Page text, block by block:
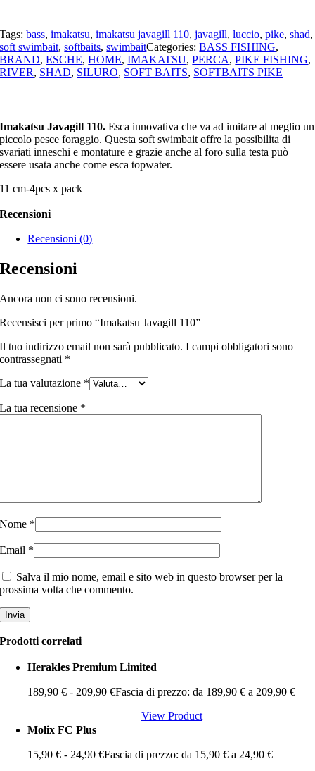
Tags:bass,imakatsu,imakatsu javagill 110,javagill,luccio,pike,shad,
soft swimbait,softbaits,swimbaitCategories:BASS FISHING,
BRAND,ESCHE,HOME,IMAKATSU,PERCA,PIKE FISHING,
RIVER, SHAD, SILURO, SOFT BAITS, SOFTBAITS PIKE
Imakatsu Javagill 110. Esca innovativa che va ad imitare al meglio un
piccolo pesce foraggio. Questa soft swimbait offre la possibilita di
svariati inneschi e montature e grazie anche al foro sulla testa può
essere usata anche come esca topwater.
11 cm-4pcs x pack
Recensioni
Recensioni (0)
Recensioni
Ancora non ci sono recensioni.
Recensisci per primo “Imakatsu Javagill 110”
Il tuo indirizzo email non sarà pubblicato. I campi obbligatori sono
contrassegnati *
La tua valutazione *
La tua recensione *
Nome *
Email *
Salva il mio nome, email e sito web in questo browser per la
prossima volta che commento.
Prodotti correlati
Herakles Premium Limited
189,90€ - 209,90€Fascia di prezzo: da 189,90 € a 209,90 €
View Product
Molix FC Plus
15,90€ - 24,90€Fascia di prezzo: da 15,90 € a 24,90 €